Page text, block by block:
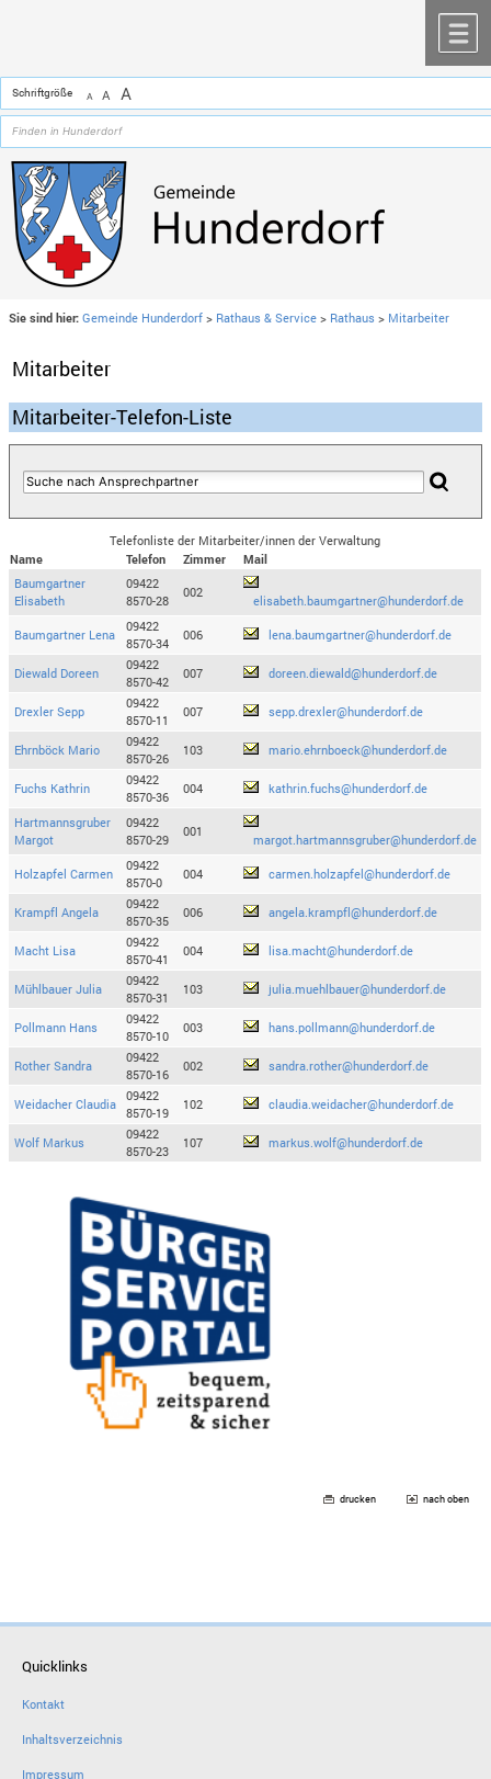
Schriftgröße A A A
Sie sind hier: Gemeinde Hunderdorf > Rathaus & Service > Rathaus > Mitarbeiter
Mitarbeiter
Mitarbeiter-Telefon-Liste
Telefonliste der Mitarbeiter/innen der Verwaltung
Name
Telefon Zimmer
Mail
Baumgartner
Elisabeth
09422
8570-28
002
elisabeth.baumgartner@hunderdorf.de
Baumgartner Lena
09422
8570-34
006 lena.baumgartner@hunderdorf.de
Diewald Doreen
09422
8570-42
007 doreen.diewald@hunderdorf.de
Drexler Sepp
09422
8570-11
007 sepp.drexler@hunderdorf.de
Ehrnböck Mario
09422
8570-26
103 mario.ehrnboeck@hunderdorf.de
Fuchs Kathrin
09422
8570-36
004 kathrin.fuchs@hunderdorf.de
Hartmannsgruber
Margot
09422
8570-29
001
margot.hartmannsgruber@hunderdorf.de
Holzapfel Carmen
09422
8570-0
004 carmen.holzapfel@hunderdorf.de
Krampfl Angela
09422
8570-35
006 angela.krampfl@hunderdorf.de
Macht Lisa
09422
8570-41
004 lisa.macht@hunderdorf.de
Mühlbauer Julia
09422
8570-31
103 julia.muehlbauer@hunderdorf.de
Pollmann Hans
09422
8570-10
003 hans.pollmann@hunderdorf.de
Rother Sandra
09422
8570-16
002 sandra.rother@hunderdorf.de
Weidacher Claudia
09422
8570-19
102 claudia.weidacher@hunderdorf.de
Wolf Markus
09422
8570-23
107 markus.wolf@hunderdorf.de
drucken nach oben
Quicklinks
Kontakt
Inhaltsverzeichnis
Impressum